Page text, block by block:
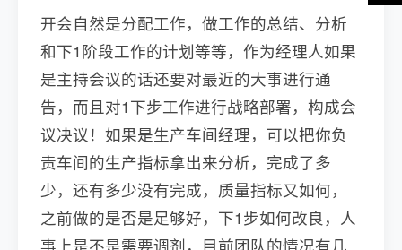
开会自然是分配工作，做工作的总结、分析
和下1阶段工作的计划等等，作为经理人如果
是主持会议的话还要对最近的大事进行通
告，而且对1下步工作进行战略部署，构成会
议决议！如果是生产车间经理，可以把你负
责车间的生产指标拿出来分析，完成了多
少，还有多少没有完成，质量指标又如何，
之前做的是否是足够好，下1步如何改良，人
事上是不是需要调剂，目前团队的情况有几